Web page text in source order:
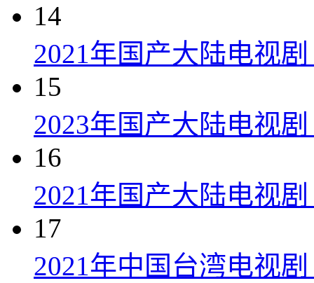
14
2021年国产大陆电视
15
2023年国产大陆电视
16
2021年国产大陆电视
17
2021年中国台湾电视